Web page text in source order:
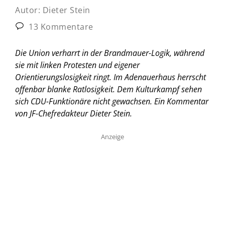
Autor: Dieter Stein
13 Kommentare
Die Union verharrt in der Brandmauer-Logik, während
sie mit linken Protesten und eigener
Orientierungslosigkeit ringt. Im Adenauerhaus herrscht
offenbar blanke Ratlosigkeit. Dem Kulturkampf sehen
sich CDU-Funktionäre nicht gewachsen. Ein Kommentar
von JF-Chefredakteur Dieter Stein.
Anzeige